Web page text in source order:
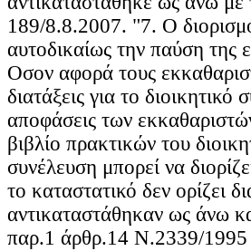
189/8.8.2007. "7. Ο
αυτοδικαίως την παύση της
Οσον αφορά τους
διατάξεις για το
αποφάσεις των
βιβλίο πρακτικών του
συνέλευση μπορεί να
το καταστατικό δεν ορίζει
αντικαταστάθηκαν ως άνω
παρ.1 άρθρ.14 Ν.2339/